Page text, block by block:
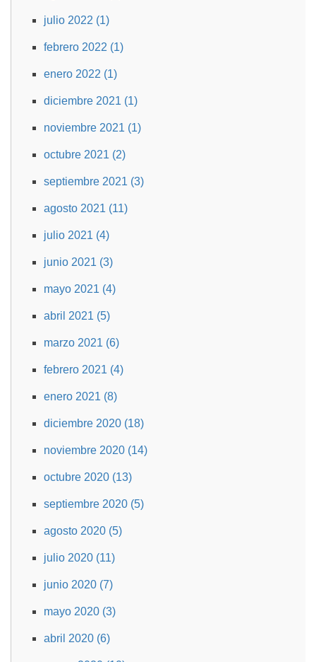
julio 2022 (1)
febrero 2022 (1)
enero 2022 (1)
diciembre 2021 (1)
noviembre 2021 (1)
octubre 2021 (2)
septiembre 2021 (3)
agosto 2021 (11)
julio 2021 (4)
junio 2021 (3)
mayo 2021 (4)
abril 2021 (5)
marzo 2021 (6)
febrero 2021 (4)
enero 2021 (8)
diciembre 2020 (18)
noviembre 2020 (14)
octubre 2020 (13)
septiembre 2020 (5)
agosto 2020 (5)
julio 2020 (11)
junio 2020 (7)
mayo 2020 (3)
abril 2020 (6)